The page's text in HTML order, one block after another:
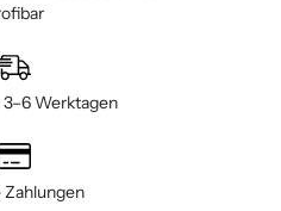
Werktagen
Zahlungen